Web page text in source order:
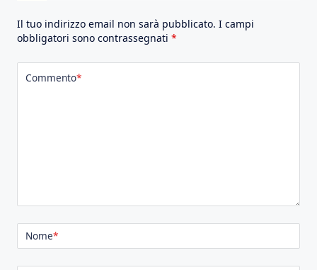
Il tuo indirizzo email non sarà pubblicato. I campi
obbligatori sono contrassegnati *
Commento*
Nome*